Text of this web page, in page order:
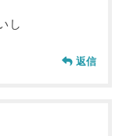
し
返信